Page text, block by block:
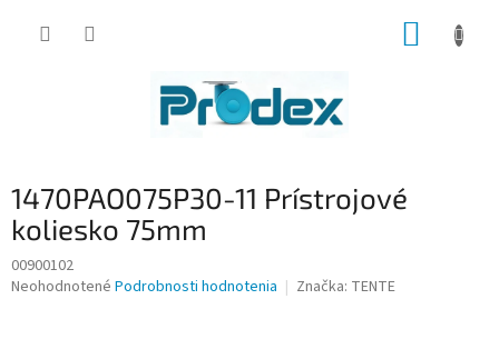
1470PAO075P30-11 Prístrojové
koliesko 75mm
00900102
Priemerné
Neohodnotené Podrobnosti hodnotenia Značka: TENTE